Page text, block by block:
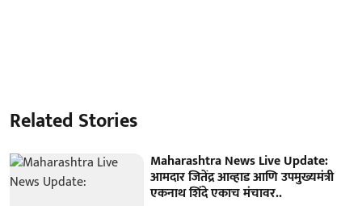
Related Stories
Maharashtra News Live Update:
आमदार जितेंद्र आव्हाड आणि उपमुख्यमंत्री
एकनाथ शिंदे एकाच मंचावर..